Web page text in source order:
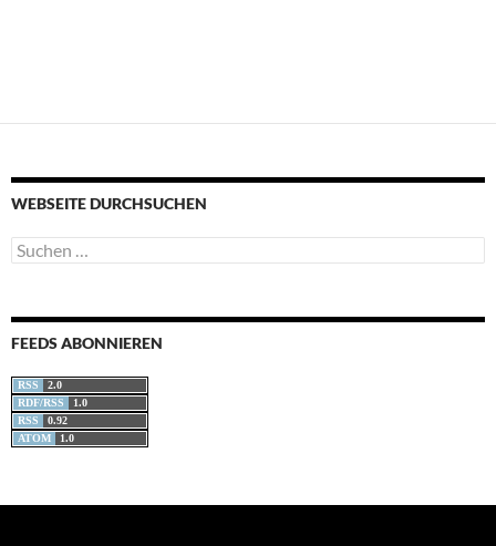
WEBSEITE DURCHSUCHEN
Suchen
nach:
FEEDS ABONNIEREN
RSS
2.0
RDF/RSS
1.0
RSS
0.92
ATOM
1.0